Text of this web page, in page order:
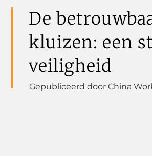
De
kluizen: een
veiligheid
Gepubliceerd door China